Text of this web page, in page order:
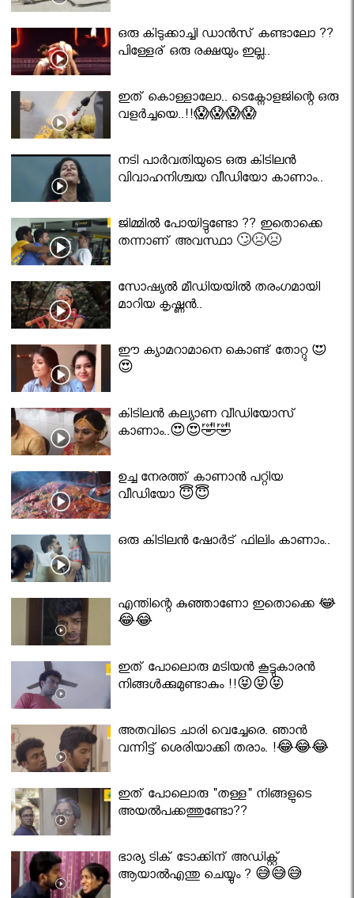
ഒരു കിടുക്കാച്ചി ഡാൻസ് കണ്ടാലോ ??
പിള്ളേര് ഒരു രക്ഷയും ഇല്ല..
ഇത് കൊള്ളാലോ.. ടെക്നോളജിന്റെ ഒരു
വളർച്ചയെ..!!😱😱😱😱
നടി പാർവതിയുടെ ഒരു കിടിലൻ
വിവാഹനിശ്ചയ വീഡിയോ കാണാം..
ജിമ്മിൽ പോയിട്ടുണ്ടോ ?? ഇതൊക്കെ
തന്നാണ് അവസ്ഥാ 🙄😣😣
സോഷ്യൽ മീഡിയയിൽ തരംഗമായി
മാറിയ കൃഷ്ണൻ..
ഈ ക്യാമറാമാനെ കൊണ്ട് തോറ്റു 😍
😍
കിടിലൻ കല്യാണ വീഡിയോസ്
കാണാം..😍😍🤣🤣
ഉച്ച നേരത്ത് കാണാൻ പറ്റിയ
വീഡിയോ 😇😇
ഒരു കിടിലൻ ഷോർട് ഫിലിം കാണാം..
എന്തിന്റെ കുഞ്ഞാണോ ഇതൊക്കെ 😂
😂😂
ഇത് പോലൊരു മടിയൻ കൂട്ടുകാരൻ
നിങ്ങൾക്കുമുണ്ടാകും !!😝😝😝
അതവിടെ ചാരി വെച്ചേരെ. ഞാൻ
വന്നിട്ട് ശെരിയാക്കി തരാം. !😂😂😂
ഇത് പോലൊരു "തള്ള" നിങ്ങളുടെ
അയല്‍പക്കത്തുണ്ടോ??
ഭാര്യ ടിക് ടോക്കിന് അഡിക്റ്റ്
ആയാൽഎന്തു ചെയ്യും ? 😅😅😅